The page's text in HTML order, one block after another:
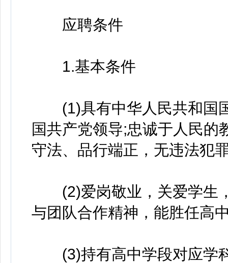
应聘条件
1.基本条件
(1)具有中华人民共和国
国共产党领导;忠诚于人民的
守法、品行端正，无违法犯
(2)爱岗敬业，关爱学生
与团队合作精神，能胜任高
(3)持有高中学段对应学